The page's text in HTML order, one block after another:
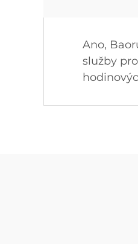
Ano,
služby